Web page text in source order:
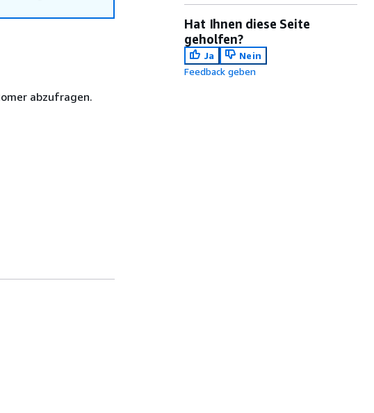
abzufragen.
Hat Ihnen diese Seite
geholfen?
Ja
Nein
Feedback geben